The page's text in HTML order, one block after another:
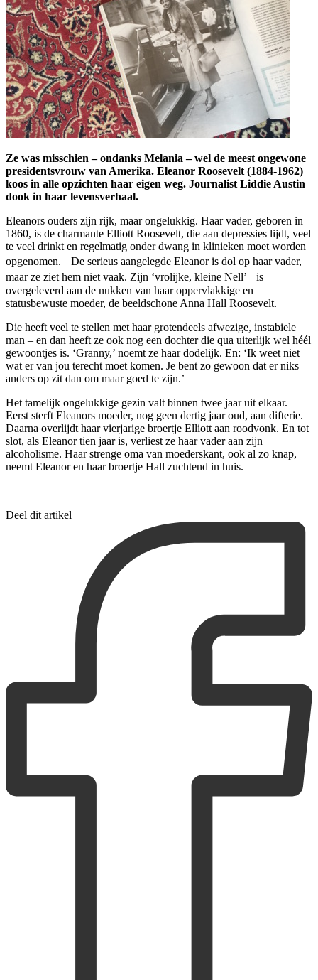
Ze was misschien – ondanks Melania – wel de meest ongewone
presidentsvrouw van Amerika. Eleanor Roosevelt (1884-1962)
koos in alle opzichten haar eigen weg. Journalist Liddie Austin
dook in haar levensverhaal.
Eleanors ouders zijn rijk, maar ongelukkig. Haar vader, geboren in
1860, is de charmante Elliott Roosevelt, die aan depressies lijdt, veel
te veel drinkt en regelmatig onder dwang in klinieken moet worden
opgenomen. De serieus aangelegde Eleanor is dol op haar vader,
maar ze ziet hem niet vaak. Zijn ‘vrolijke, kleine Nell’ is
overgeleverd aan de nukken van haar oppervlakkige en
statusbewuste moeder, de beeldschone Anna Hall Roosevelt.
Die heeft veel te stellen met haar grotendeels afwezige, instabiele
man – en dan heeft ze ook nog een dochter die qua uiterlijk wel héél
gewoontjes is. ‘Granny,’ noemt ze haar dodelijk. En: ‘Ik weet niet
wat er van jou terecht moet komen. Je bent zo gewoon dat er niks
anders op zit dan om maar goed te zijn.’
Het tamelijk ongelukkige gezin valt binnen twee jaar uit elkaar.
Eerst sterft Eleanors moeder, nog geen dertig jaar oud, aan difterie.
Daarna overlijdt haar vierjarige broertje Elliott aan roodvonk. En tot
slot, als Eleanor tien jaar is, verliest ze haar vader aan zijn
alcoholisme. Haar strenge oma van moederskant, ook al zo knap,
neemt Eleanor en haar broertje Hall zuchtend in huis.
Deel dit artikel